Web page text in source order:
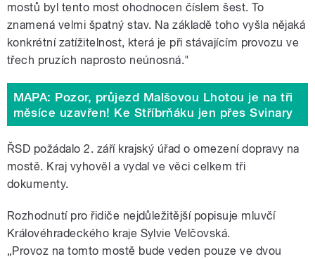
mostů byl tento most ohodnocen číslem šest. To
znamená velmi špatný stav. Na základě toho vyšla nějaká
konkrétní zatížitelnost, která je při stávajícím provozu ve
třech pruzích naprosto neúnosná."
MAPA: Pozor, průjezd Malšovou Lhotou je na tři
měsíce uzavřen! Ke Stříbrňáku jen přes Svinary
ŘSD požádalo 2. září krajský úřad o omezení dopravy na
mostě. Kraj vyhověl a vydal ve věci celkem tři
dokumenty.
Rozhodnutí pro řidiče nejdůležitější popisuje mluvčí
Královéhradeckého kraje Sylvie Velčovská.
„Provoz na tomto mostě bude veden pouze ve dvou